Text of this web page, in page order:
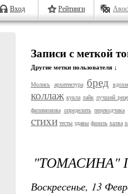
Вход Рейтинги
Записи с меткой
Другие метки пользователя ↓
Молись архитектура бред
коллаж кукла лайк лучший
филимонова определить переводчика
стихи тесты удавы фазиль халва
"ТОМАСИНА"
Воскресенье, 13